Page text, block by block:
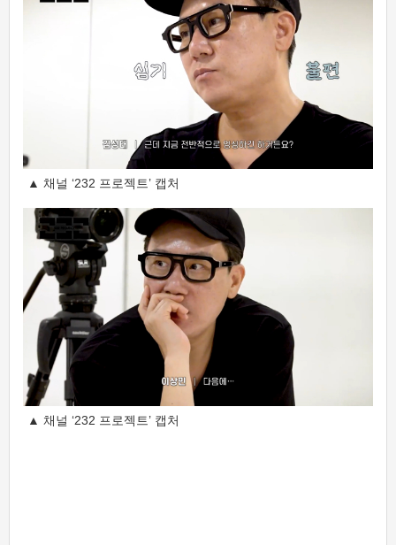
▲ 채널 ‘232 프로젝트’ 캡처
▲ 채널 ‘232 프로젝트’ 캡처